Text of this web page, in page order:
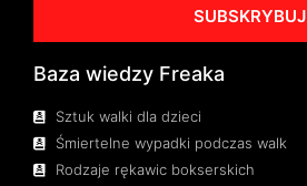
SUBSKRYBUJ
Baza wiedzy Freaka
Sztuk walki dla dzieci
Śmiertelne wypadki podczas walk
Rodzaje rękawic bokserskich